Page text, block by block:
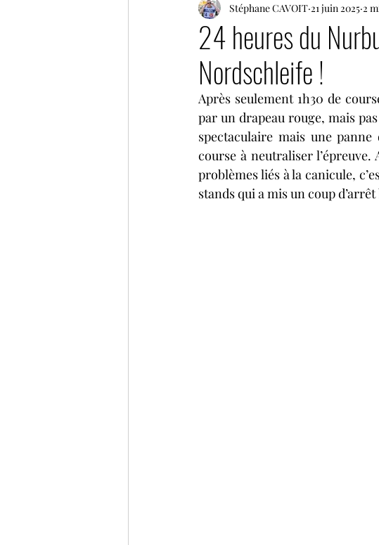
F1 Moto GP 24
Coupe de France des circuits
GP historique de Monaco Coupes
GT World Challenge
24 heures du
Nordschleife !
Stéphane CAVOIT 21 juin 2025 2
Après seulement 1h30 de
par un drapeau rouge, mais
spectaculaire mais une
course à neutraliser
problèmes liés à la canicule,
stands qui a mis un coup